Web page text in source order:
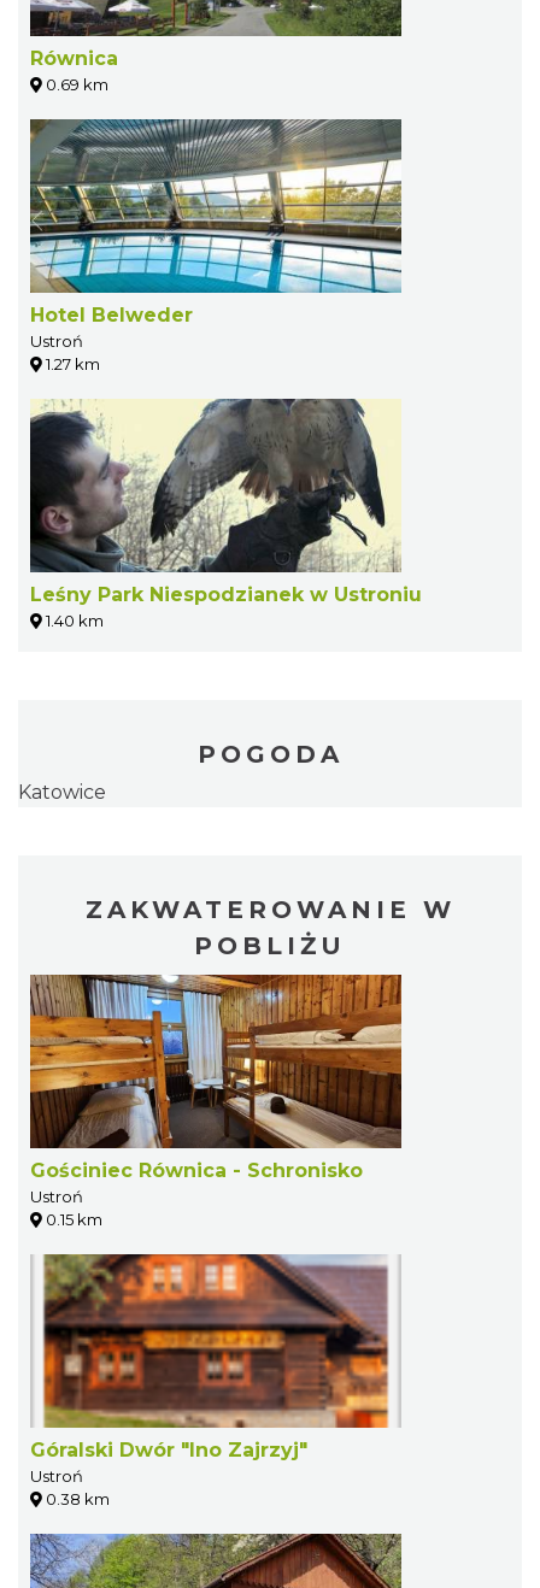
Równica
0.69 km
Hotel Belweder
Ustroń
1.27 km
Leśny Park Niespodzianek w Ustroniu
1.40 km
POGODA
Katowice
ZAKWATEROWANIE W
POBLIŻU
Gościniec Równica - Schronisko
Ustroń
0.15 km
Góralski Dwór "Ino Zajrzyj"
Ustroń
0.38 km